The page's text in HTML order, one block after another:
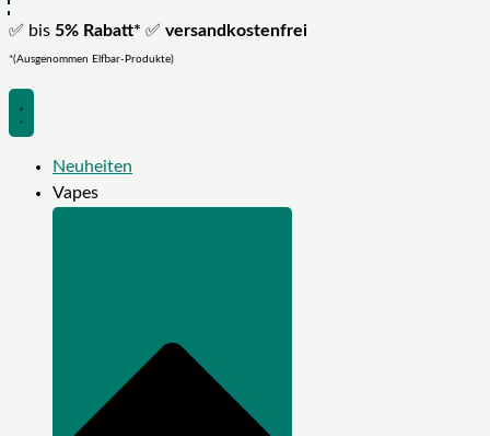
✅ bis 5% Rabatt* ✅ versandkostenfrei
*(Ausgenommen Elfbar-Produkte)
Neuheiten
Vapes